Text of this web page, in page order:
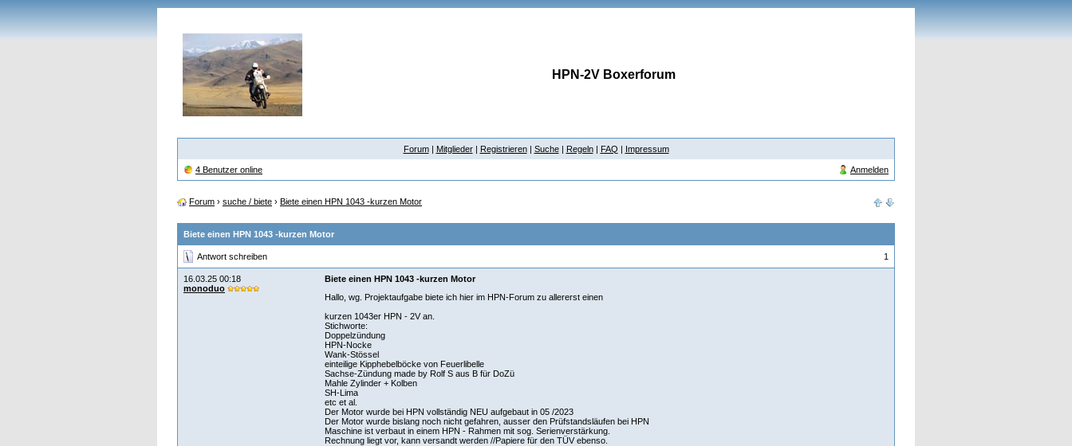
HPN-2V Boxerforum
Forum| Mitglieder| Registrieren| Suche| Regeln| FAQ | Impressum
4 Benutzer online Anmelden
Forum › suche / biete › Biete einen HPN 1043 -kurzen Motor
Biete einen HPN 1043 -kurzen Motor
Antwort schreiben 1
16.03.25 00:18
monoduo
Biete einen HPN 1043 -kurzen Motor
Hallo, wg. Projektaufgabe biete ich hier im HPN-Forum zu allererst einen
kurzen 1043er HPN - 2V an.
Stichworte:
Doppelzündung
HPN-Nocke
Wank-Stössel
einteilige Kipphebelböcke von Feuerlibelle
Sachse-Zündung made by Rolf S aus B für DoZü
Mahle Zylinder + Kolben
SH-Lima
etc et al.
Der Motor wurde bei HPN vollständig NEU aufgebaut in 05 /2023
Der Motor wurde bislang noch nicht gefahren, ausser den Prüfstandsläufen bei HPN
Maschine ist verbaut in einem HPN - Rahmen mit sog. Serienverstärkung.
Rechnung liegt vor, kann versandt werden //Papiere für den TÜV ebenso.